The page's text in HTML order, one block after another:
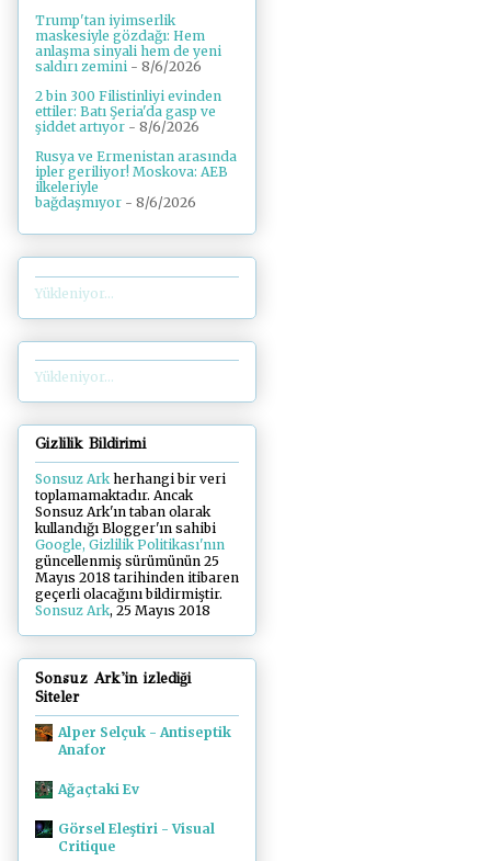
Trump'tan iyimserlik
maskesiyle gözdağı: Hem
anlaşma sinyali hem de yeni
saldırı zemini - 8/6/2026
2 bin 300 Filistinliyi evinden
ettiler: Batı Şeria'da gasp ve
şiddet artıyor - 8/6/2026
Rusya ve Ermenistan arasında
ipler geriliyor! Moskova: AEB
ilkeleriyle
bağdaşmıyor - 8/6/2026
Yükleniyor...
Yükleniyor...
Gizlilik Bildirimi
Sonsuz Arkherhangi bir veri
toplamamaktadır. Ancak
Sonsuz Ark'ın taban olarak
kullandığı Blogger'ın sahibi
Google, Gizlilik Politikası'nın
güncellenmiş sürümünün 25
Mayıs 2018 tarihinden itibaren
geçerli olacağını bildirmiştir.
Sonsuz Ark, 25 Mayıs 2018
Sonsuz Ark'in izlediği
Siteler
Alper Selçuk - Antiseptik
Anafor
Ağaçtaki Ev
Görsel Eleştiri - Visual
Critique